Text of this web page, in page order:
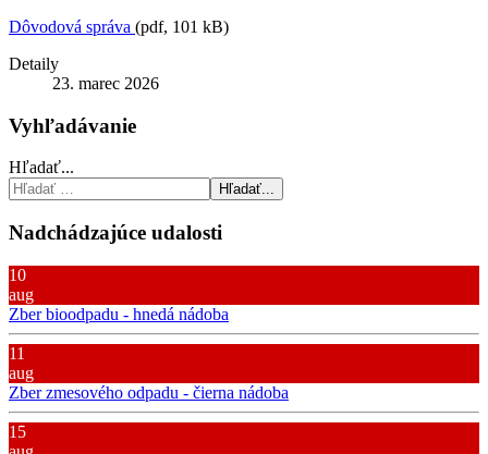
Dôvodová správa (pdf, 101 kB)
Detaily
23. marec 2026
Vyhľadávanie
Hľadať...
Hľadať...
Nadchádzajúce udalosti
10
aug
Zber bioodpadu - hnedá nádoba
11
aug
Zber zmesového odpadu - čierna nádoba
15